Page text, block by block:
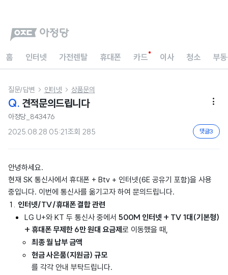
홈 인터넷 가전렌탈 휴대폰 카드 이사 청소 부
질문/답변  인터넷  상품문의
Q. 견적문의드립니다 
아정당_843476
2025.08.28 05:21조회 285 댓글3
안녕하세요.
현재 SK 통신사에서 휴대폰 + Btv + 인터넷(6E 공유기 포함)을 사용
중입니다. 이번에 통신사를 옮기고자 하여 문의드립니다.
인터넷/TV/휴대폰 결합 관련
LG U+와 KT 두 통신사 중에서 500M 인터넷 + TV 1대(기본형)
+ 휴대폰 무제한 6만 원대 요금제로 이동했을 때,
최종 월 납부 금액
현금 사은품(지원금) 규모
를 각각 안내 부탁드립니다.